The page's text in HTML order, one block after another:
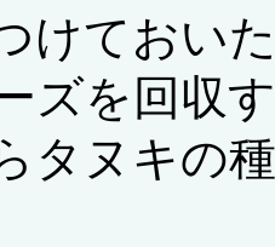
けておい
ズを回収
タヌキの